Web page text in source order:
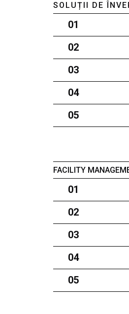
SOLUȚII DE
01
02
03
04
05
FACILITY
01
02
03
04
05